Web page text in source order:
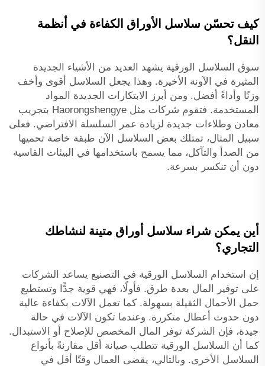
كيف تحسّن سلاسل الأوراق الكفاءة في أنظمة
النقل؟
سوق السلاسل الورقية يشهد العديد من الأشياء الجديدة
المثيرة في الآونة الأخيرة. وهذا يجعل السلاسل أقوى وأخف
وزنًا وأداءً أفضل. ومن أبرز الابتكارات الجديدة المواد
المستخدمة. فتقوم شركات مثل Haorongshengye بتجريب
معادن وطلاءات جديدة لزيادة عمر السلسلة الافتراضي. فعلى
سبيل المثال، تمتلك بعض السلاسل الآن طبقة خاصة تحميها
من الصدأ والتآكل، مما يسمح باستخدامها في البيئات القاسية
دون أن تنكسر بسرعة.
أين يمكن شراء سلاسل أوراق متينة لنشاطك
التجاري؟
إن استخدام السلاسل الورقية في التصنيع يساعد الشركات
على توفير المال بعدة طرق. فأولًا، فهي قوية جدًّا وتستطيع
حمل الأحمال الثقيلة بسهولة. كما تعمل الآلات بكفاءة عالية
دون حدوث أعطال متكررة. وعندما تكون الآلات في حالة
جيدة، فإن الشركة توفر المال المخصص للإصلاح أو الاستبدال.
كما أن السلاسل الورقية تتطلب صيانة أقل مقارنةً بأنواع
السلاسل الأخرى. وبالتالي، يقضى العمال وقتًا أقل في